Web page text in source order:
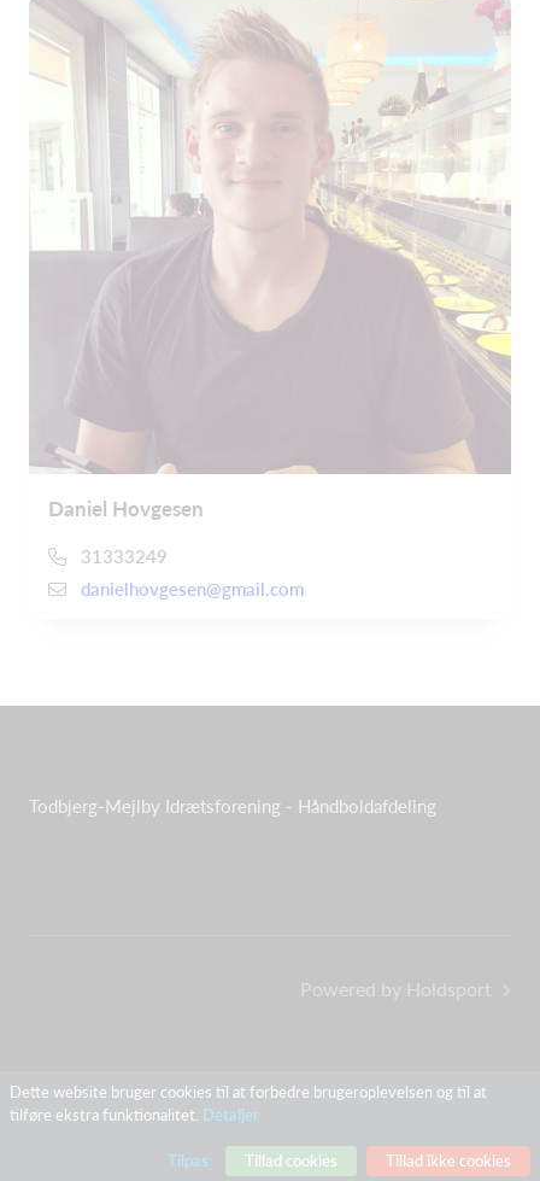
Daniel Hovgesen
31333249
danielhovgesen@gmail.com
Todbjerg-Mejlby Idrætsforening - Håndboldafdeling
Powered by Holdsport
Dette website bruger cookies til at forbedre brugeroplevelsen og til at
tilføre ekstra funktionalitet. Detaljer
Tillad ikke cookies
Tillad cookies
Tilpas